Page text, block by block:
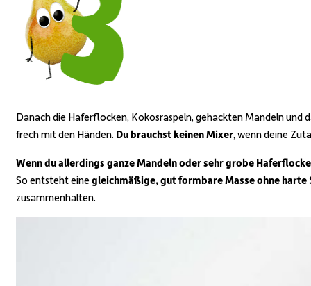
Danach die Haferflocken, Kokosraspeln, gehackten Mandeln und
frech mit den Händen. Du brauchst keinen Mixer, wenn deine
Wenn du allerdings ganze Mandeln oder sehr grobe
So entsteht einegleichmäßige, gut formbare Masse ohne harte
zusammenhalten.